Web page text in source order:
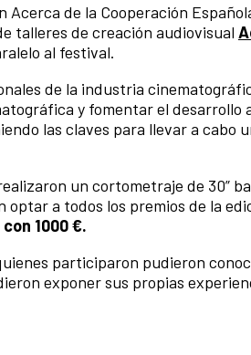
Acerca de la Cooperación
talleres de creación audiovisual
al festival.
de la industria
y fomentar el desarrollo
las claves para llevar a cabo
un cortometraje de 30”
a todos los premios de la
1000 €.
participaron pudieron
exponer sus propias